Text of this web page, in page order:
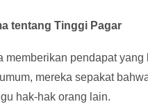
tentang Tinggi Pagar
memberikan pendapat
mereka sepakat
hak-hak orang lain.